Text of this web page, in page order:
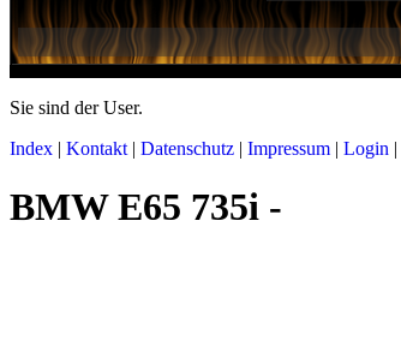
Sie sind derUser.
Index | Kontakt | Datenschutz | Impressum | Login |
BMW E65 735i -